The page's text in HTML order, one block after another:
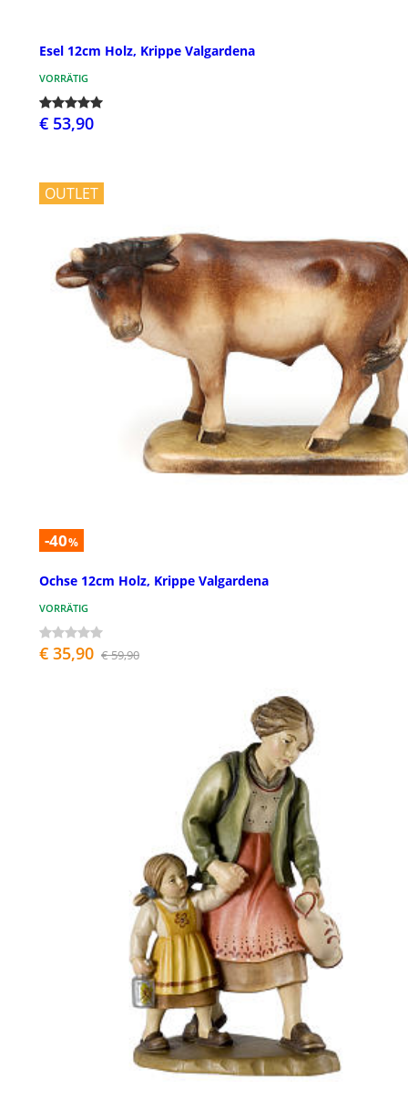
Esel 12cm Holz, Krippe Valgardena
VORRÄTIG
€ 53,90
OUTLET
-40%
Ochse 12cm Holz, Krippe Valgardena
VORRÄTIG
€ 35,90 € 59,90